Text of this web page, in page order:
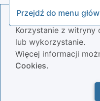
Przejdź do menu
Nasza strona
Korzystanie z witryny
lub wykorzystanie.
Więcej informacji
Cookies.